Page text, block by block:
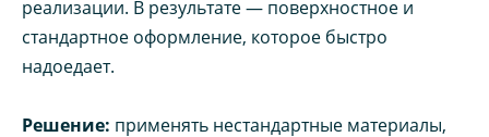
реализации. В результате — поверхностное и
стандартное оформление, которое быстро
надоедает.
Решение: применять нестандартные материалы,